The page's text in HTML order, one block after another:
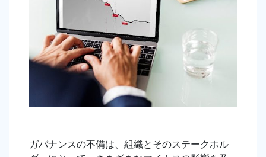
ガバナンスの不備は、組織とそのステークホル